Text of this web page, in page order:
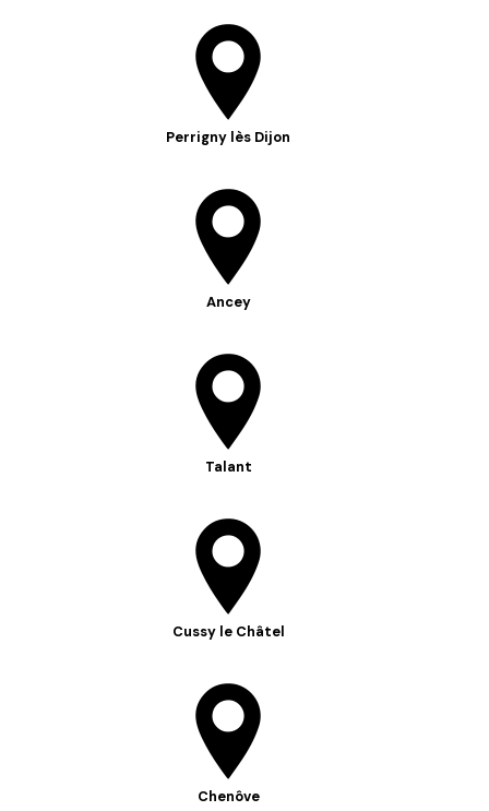
Perrigny lès Dijon
Ancey
Talant
Cussy le Châtel
Chenôve